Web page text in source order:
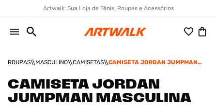
Artwalk: Sua Loja de Tênis, Roupas e Acessórios
ROUPAS MASCULINO CAMISETAS
CAMISETA JORDAN JUMPMAN
CAMISETA JORDAN
JUMPMAN MASCULINA